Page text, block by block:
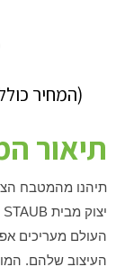
(המחיר
תיאור
תיהנו מהמטבח
יצוק מבית STAUB
העולם מעריכים
העיצוב שלהם.